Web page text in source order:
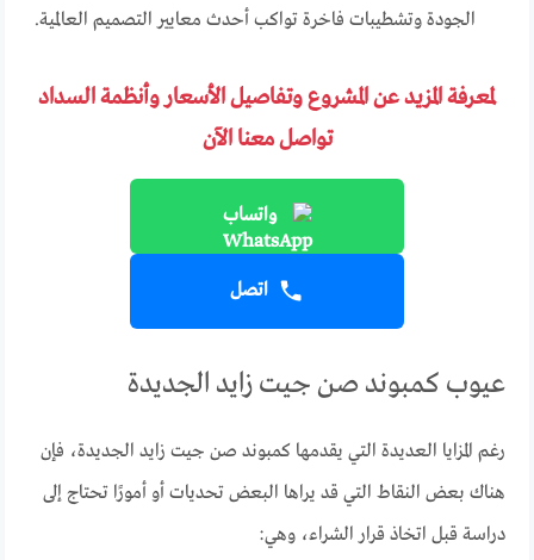
الجودة وتشطيبات فاخرة تواكب أحدث معايير التصميم العالمية.
لمعرفة المزيد عن المشروع وتفاصيل الأسعار وأنظمة السداد
تواصل معنا الآن
واتساب
اتصل
عيوب كمبوند صن جيت زايد الجديدة
رغم المزايا العديدة التي يقدمها كمبوند صن جيت زايد الجديدة، فإن
هناك بعض النقاط التي قد يراها البعض تحديات أو أمورًا تحتاج إلى
دراسة قبل اتخاذ قرار الشراء، وهي: